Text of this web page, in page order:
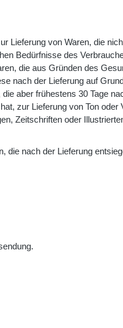
Lieferung von Waren, die
Bedürfnisse des
die aus Gründen des
nach der Lieferung auf
aber frühestens 30 Tage
zur Lieferung von Ton
Zeitschriften oder
die nach der Lieferung